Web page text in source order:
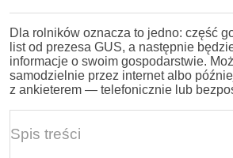
Dla rolników oznacza to jedno: część
list od prezesa GUS, a następnie
informacje o swoim gospodarstwie.
samodzielnie przez internet albo
z ankieterem — telefonicznie lub
Spis treści